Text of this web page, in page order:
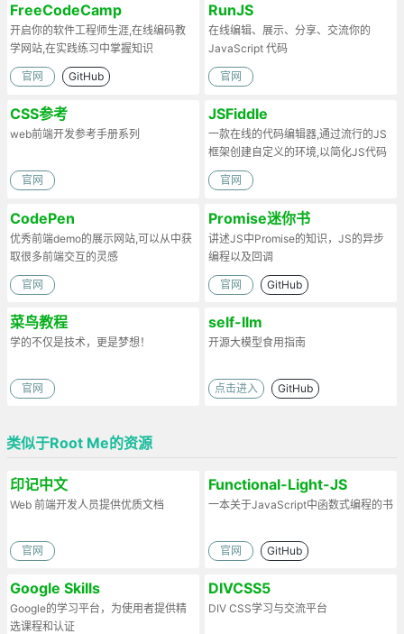
FreeCodeCamp
开启你的软件工程师生涯,在线编码教
学网站,在实践练习中掌握知识
官网 GitHub
RunJS
在线编辑、展示、分享、交流你的
JavaScript 代码
官网
CSS参考
web前端开发参考手册系列
官网
JSFiddle
一款在线的代码编辑器,通过流行的JS
框架创建自定义的环境,以简化JS代码
官网
CodePen
优秀前端demo的展示网站,可以从中获
取很多前端交互的灵感
官网
Promise迷你书
讲述JS中Promise的知识，JS的异步
编程以及回调
官网 GitHub
菜鸟教程
学的不仅是技术，更是梦想！
官网
self-llm
开源大模型食用指南
点击进入 GitHub
类似于Root Me的资源
印记中文
Web 前端开发人员提供优质文档
官网
Functional-Light-JS
一本关于JavaScript中函数式编程的书
官网 GitHub
Google Skills
Google的学习平台，为使用者提供精
选课程和认证
DIVCSS5
DIV CSS学习与交流平台